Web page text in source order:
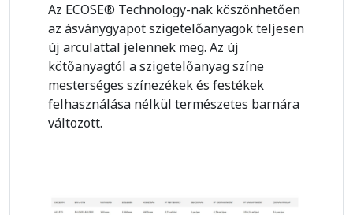
Az ECOSE® Technology-nak köszönhetően
az ásványgyapot szigetelőanyagok teljesen
új arculattal jelennek meg. Az új
kötőanyagtól a szigetelőanyag színe
mesterséges színezékek és festékek
felhasználása nélkül természetes barnára
változott.